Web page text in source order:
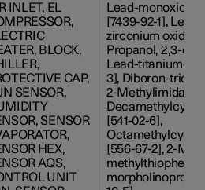
INLET, EL
BLOCK,
CAP,
SENSOR,
SENSOR
HEX,
AQS,
UNIT
Lead-monoxide
[7439-92-1], Lead
zirconium oxide
Propanol, 2,3-
Lead-titanium-
3], Diboron-
2-
[541-02-6],
[556-67-2], 2-